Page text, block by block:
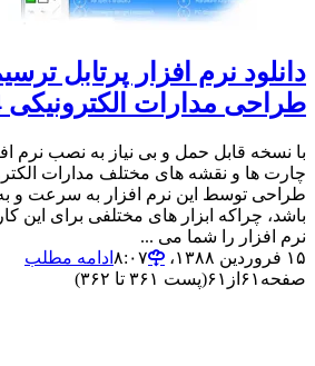
دانلود نرم افزار پرتابل
طراحی مدارات الکترونیکی RFFlow 5.04
چارت ها و نقشه های مختلف مدارات
طراحی توسط این نرم افزار به سرعت و
باشد، چراکه ابزار های مختلفی برای این
نرم افزار را شما می ...
۱۵ فروردین ۱۳۸۸،‏ ۸:۰۷
ادامه مطلب
صفحه ۶۱ از ۶۱(پست ۳۶۱ تا ۳۶۲)